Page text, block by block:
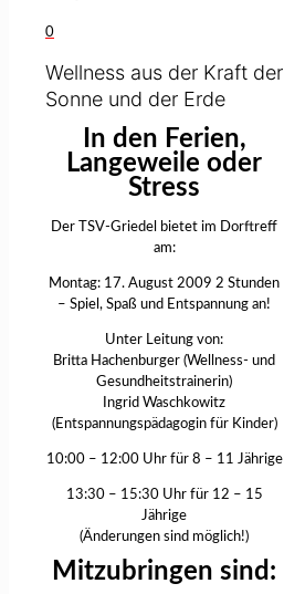
0
Wellness aus der Kraft der
Sonne und der Erde
In den Ferien,
Langeweile oder
Stress
Der TSV-Griedel bietet im Dorftreff
am:
Montag: 17. August 2009 2 Stunden
– Spiel, Spaß und Entspannung an!
Unter Leitung von:
Britta Hachenburger (Wellness- und
Gesundheitstrainerin)
Ingrid Waschkowitz
(Entspannungspädagogin für Kinder)
10:00 – 12:00 Uhr für 8 – 11 Jährige
13:30 – 15:30 Uhr für 12 – 15
Jährige
(Änderungen sind möglich!)
Mitzubringen sind: